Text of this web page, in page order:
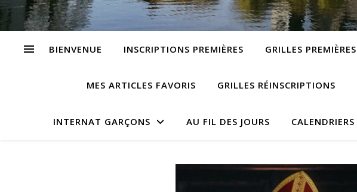
BIENVENUE INSCRIPTIONS PREMIÈRES GRILLES PREMIÈRES
MES ARTICLES FAVORIS GRILLES RÉINSCRIPTIONS
INTERNAT GARÇONS AU FIL DES JOURS CALENDRIERS